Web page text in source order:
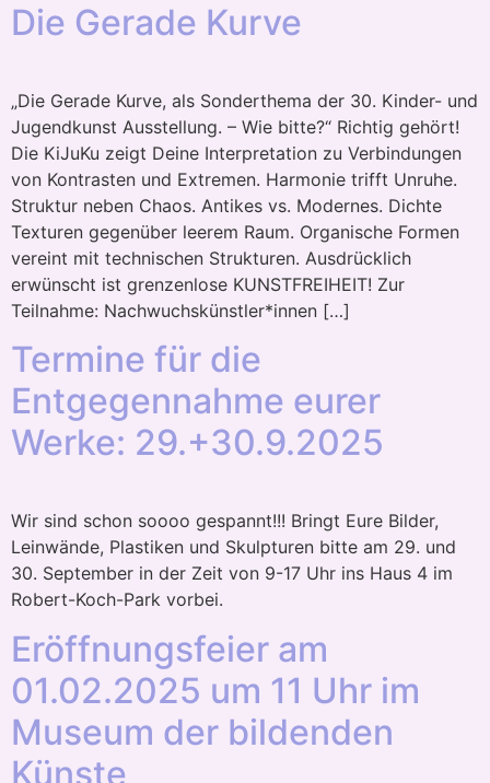
Die Gerade Kurve
„Die Gerade Kurve, als Sonderthema der 30. Kinder- und
Jugendkunst Ausstellung. – Wie bitte?“ Richtig gehört!
Die KiJuKu zeigt Deine Interpretation zu Verbindungen
von Kontrasten und Extremen. Harmonie trifft Unruhe.
Struktur neben Chaos. Antikes vs. Modernes. Dichte
Texturen gegenüber leerem Raum. Organische Formen
vereint mit technischen Strukturen. Ausdrücklich
erwünscht ist grenzenlose KUNSTFREIHEIT! Zur
Teilnahme: Nachwuchskünstler*innen […]
Termine für die
Entgegennahme eurer
Werke: 29.+30.9.2025
Wir sind schon soooo gespannt!!! Bringt Eure Bilder,
Leinwände, Plastiken und Skulpturen bitte am 29. und
30. September in der Zeit von 9-17 Uhr ins Haus 4 im
Robert-Koch-Park vorbei.
Eröffnungsfeier am
01.02.2025 um 11 Uhr im
Museum der bildenden
Künste